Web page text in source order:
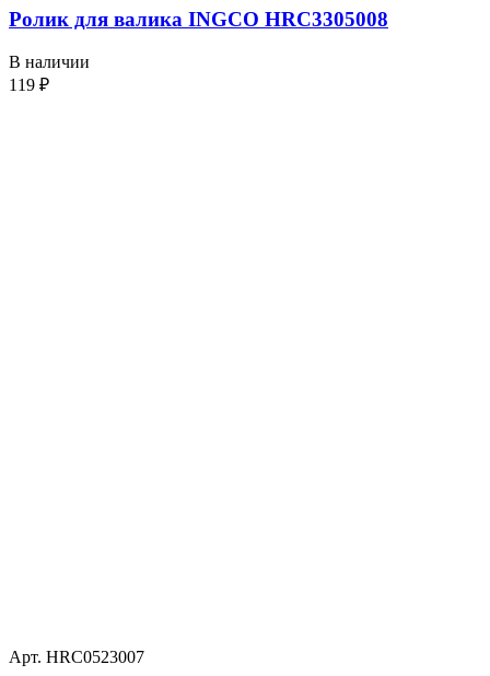
Ролик для валика INGCO HRC3305008
В наличии
119 ₽
Арт. HRC0523007